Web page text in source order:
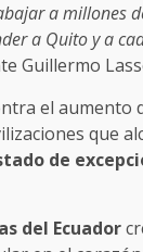
a millones
a Quito y a
Guillermo
el aumento
que
de
del Ecuador